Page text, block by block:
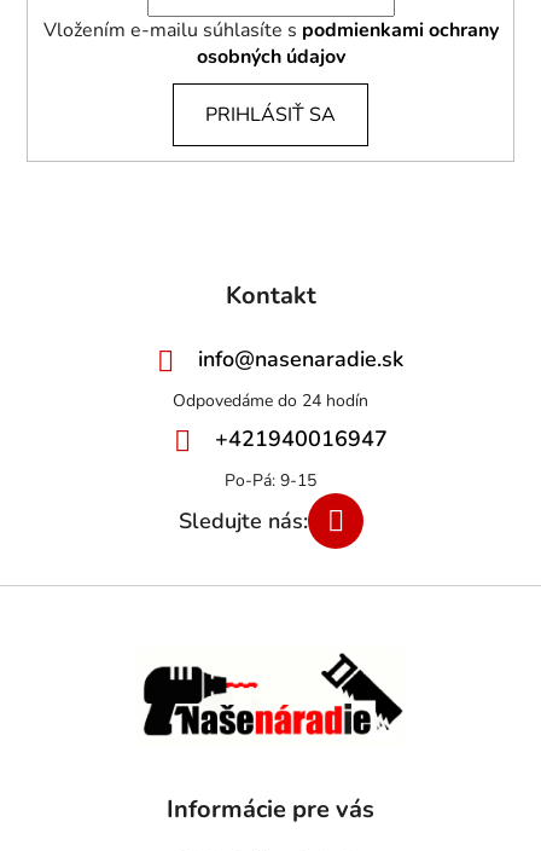
Vložením e-mailu súhlasíte s podmienkami ochrany
osobných údajov
PRIHLÁSIŤ SA
Kontakt
info@nasenaradie.sk
+421940016947
Informácie pre vás